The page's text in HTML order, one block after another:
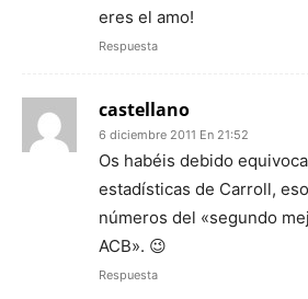
eres el amo!
Respuesta
castellano
6 diciembre 2011 En 21:52
Os habéis debido
estadísticas de Carroll,
números del «segundo
ACB». 😉
Respuesta